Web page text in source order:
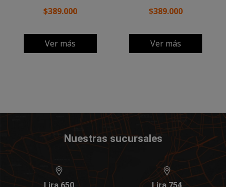
$389.000
Ver más
$389.000
Ver más
Nuestras sucursales
Lira 650 Lira 754